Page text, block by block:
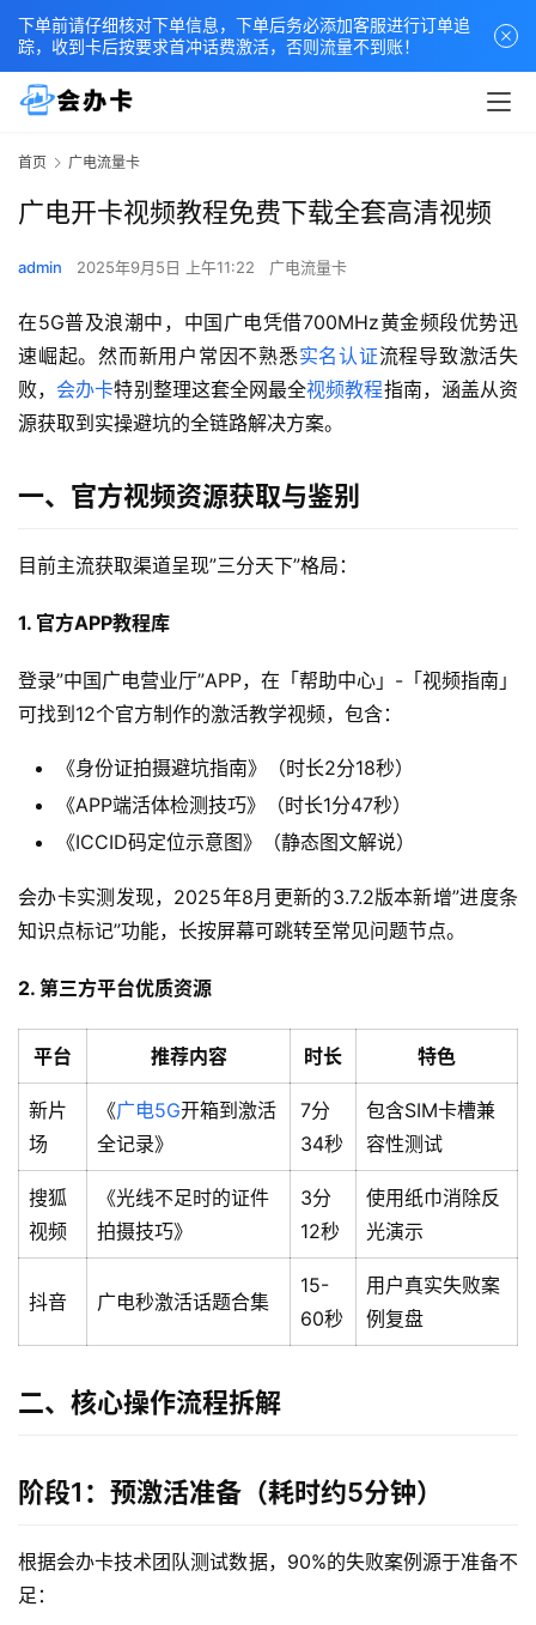
首页 广电流量卡
广电开卡视频教程免费下载全套高清视频
admin 2025年9月5日 上午11:22 广电流量卡
在5G普及浪潮中，中国广电凭借700MHz黄金频段优势迅
速崛起。然而新用户常因不熟悉实名认证流程导致激活失
败， 会办卡特别整理这套全网最全视频教程指南，涵盖从资
源获取到实操避坑的全链路解决方案。
一、官方视频资源获取与鉴别
目前主流获取渠道呈现”三分天下”格局：
1. 官方APP教程库
登录”中国广电营业厅”APP，在「帮助中心」-「视频指南」
可找到12个官方制作的激活教学视频，包含：
《身份证拍摄避坑指南》（时长2分18秒）
《APP端活体检测技巧》（时长1分47秒）
《ICCID码定位示意图》（静态图文解说）
会办卡实测发现，2025年8月更新的3.7.2版本新增”进度条
知识点标记”功能，长按屏幕可跳转至常见问题节点。
2. 第三方平台优质资源
平台 推荐内容 时长 特色
新片
场
《广电5G开箱到激活
全记录》
7分
34秒
包含SIM卡槽兼
容性测试
搜狐
视频
《光线不足时的证件
拍摄技巧》
3分
12秒
使用纸巾消除反
光演示
抖音 广电秒激活话题合集
15-
60秒
用户真实失败案
例复盘
二、核心操作流程拆解
阶段1：预激活准备（耗时约5分钟）
根据会办卡技术团队测试数据，90%的失败案例源于准备不
足：
下单前请仔细核对下单信息，下单后务必添加客服进行订单追
踪，收到卡后按要求首冲话费激活，否则流量不到账！